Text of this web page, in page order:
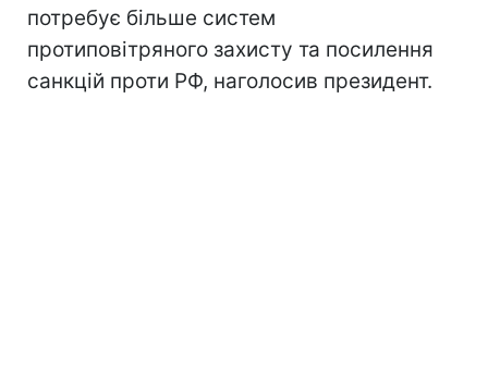
потребує більше систем
протиповітряного захисту та посилення
санкцій проти РФ, наголосив президент.